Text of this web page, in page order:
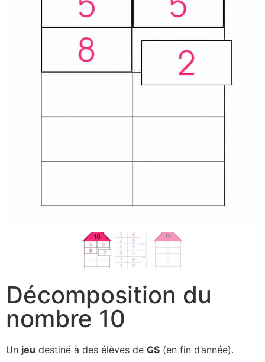
Décomposition du
nombre 10
Un jeu destiné à des élèves de GS (en fin d’année).